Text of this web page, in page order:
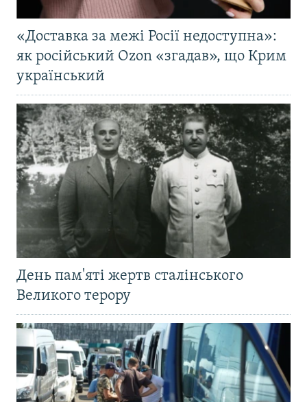
«Доставка за межі Росії недоступна»:
як російський Ozon «згадав», що Крим
український
День пам'яті жертв сталінського
Великого терору